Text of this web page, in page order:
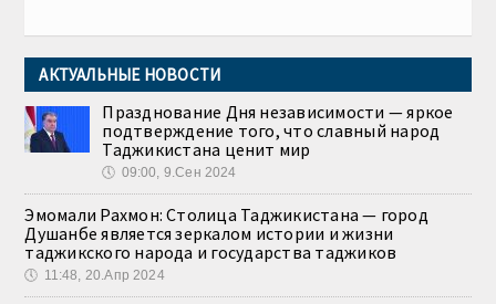
АКТУАЛЬНЫЕ НОВОСТИ
Празднование Дня независимости — яркое
подтверждение того, что славный народ
Таджикистана ценит мир
🕔 09:00, 9.Сен 2024
Эмомали Рахмон: Столица Таджикистана — город
Душанбе является зеркалом истории и жизни
таджикского народа и государства таджиков
🕔 11:48, 20.Апр 2024